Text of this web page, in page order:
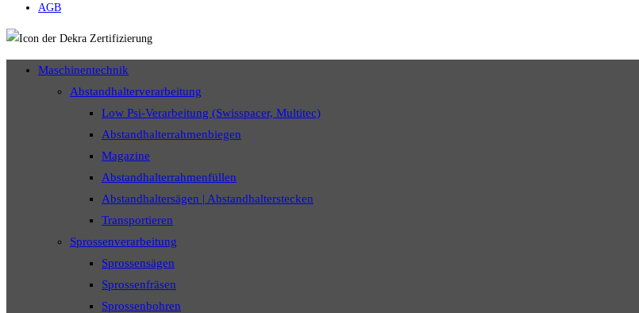
AGB
Maschinentechnik
Abstandhalterverarbeitung
Low Psi-Verarbeitung (Swisspacer, Multitec)
Abstandhalterrahmenbiegen
Magazine
Abstandhalterrahmenfüllen
Abstandhaltersägen | Abstandhalterstecken
Transportieren
Sprossenverarbeitung
Sprossensägen
Sprossenfräsen
Sprossenbohren